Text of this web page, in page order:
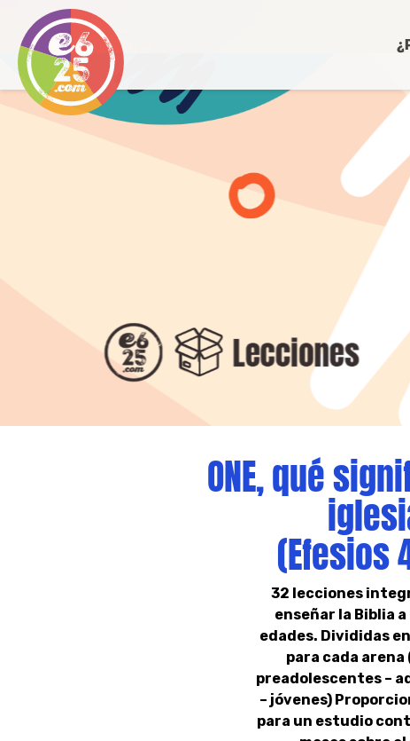
ONE, qué
(Efesios
32 lecciones
enseñar la Biblia
edades. Divididas
para cada arena
preadolescentes –
– jóvenes)
para un estudio